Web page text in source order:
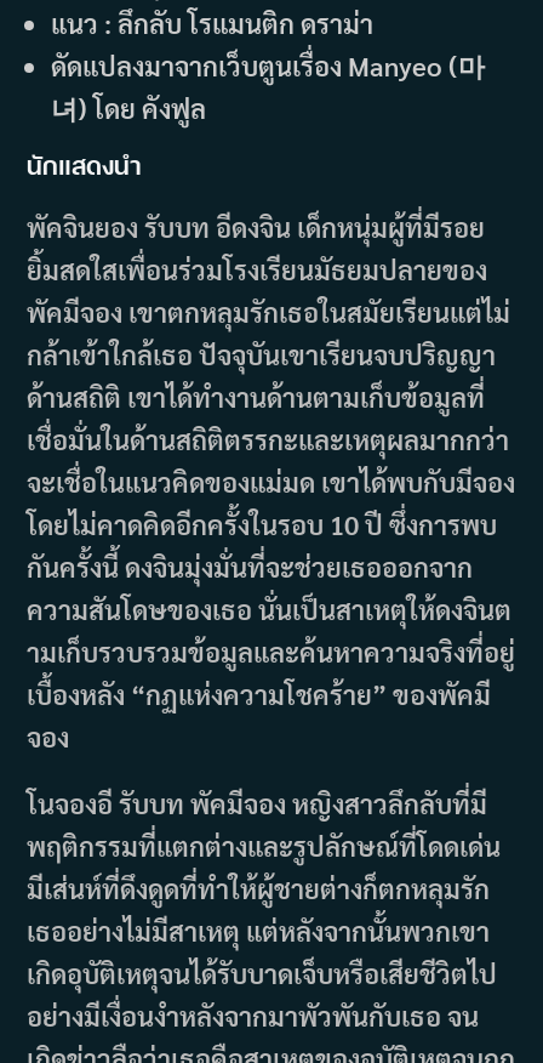
แนว : ลึกลับ โรแมนติก ดราม่า
ดัดแปลงมาจากเว็บตูนเรื่อง Manyeo (마
녀) โดย คังฟูล
นักแสดงนำ
พัคจินยอง รับบท อีดงจิน เด็กหนุ่มผู้ที่มีรอย
ยิ้มสดใสเพื่อนร่วมโรงเรียนมัธยมปลายของ
พัคมีจอง เขาตกหลุมรักเธอในสมัยเรียนแต่ไม่
กล้าเข้าใกล้เธอ ปัจจุบันเขาเรียนจบปริญญา
ด้านสถิติ เขาได้ทำงานด้านตามเก็บข้อมูลที่
เชื่อมั่นในด้านสถิติตรรกะและเหตุผลมากกว่า
จะเชื่อในแนวคิดของแม่มด เขาได้พบกับมีจอง
โดยไม่คาดคิดอีกครั้งในรอบ 10 ปี ซึ่งการพบ
กันครั้งนี้ ดงจินมุ่งมั่นที่จะช่วยเธอออกจาก
ความสันโดษของเธอ นั่นเป็นสาเหตุให้ดงจินต
ามเก็บรวบรวมข้อมูลและค้นหาความจริงที่อยู่
เบื้องหลัง “กฏแห่งความโชคร้าย” ของพัคมี
จอง
โนจองอี รับบท พัคมีจอง หญิงสาวลึกลับที่มี
พฤติกรรมที่แตกต่างและรูปลักษณ์ที่โดดเด่น
มีเส่นห์ที่ดึงดูดที่ทำให้ผู้ชายต่างก็ตกหลุมรัก
เธออย่างไม่มีสาเหตุ แต่หลังจากนั้นพวกเขา
เกิดอุบัติเหตุจนได้รับบาดเจ็บหรือเสียชีวิตไป
อย่างมีเงื่อนงำหลังจากมาพัวพันกับเธอ จน